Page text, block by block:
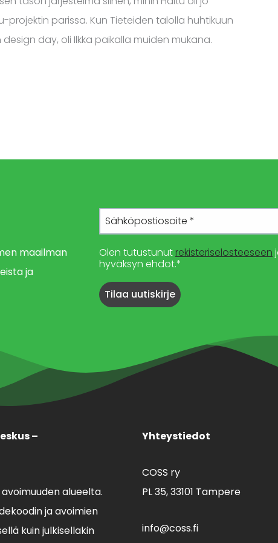
parissa. Kun Tieteiden talolla huhtikuun
day, oli Ilkka paikalla muiden mukana.
maailman
ja
Olen tutustunut rekisteriselosteeseen
hyväksyn ehdot.*
–
alueelta.
ja avoimien
kuin julkisellakin
Yhteystiedot
COSS ry
PL 35,33101 Tampere
info@coss.fi